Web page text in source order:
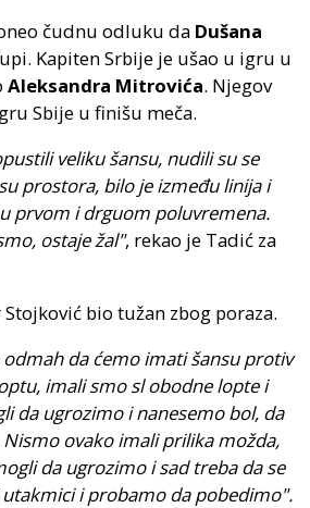
čudnu odluku da Dušana
Kapiten Srbije je ušao u igru u
Aleksandra Mitrovića. Njegov
Sbije u finišu meča.
veliku šansu, nudili su se
prostora, bilo je između linija i
prvom i drguom poluvremena.
ostaje žal", rekao je Tadić za
bio tužan zbog poraza.
odmah da ćemo imati šansu protiv
imali smo sl obodne lopte i
da ugrozimo i nanesemo bol, da
ovako imali prilika možda,
da ugrozimo i sad treba da se
i probamo da pobedimo".